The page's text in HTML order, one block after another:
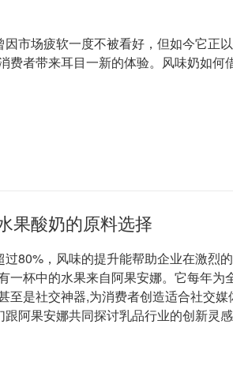
因市场疲软一度不被看好，但如今它
费者带来耳目一新的体验。风味奶如
果酸奶的原料选择
80%，风味的提升能帮助企业在激烈
一杯中的水果来自阿果安娜。它每年
至是社交神器,为消费者创造适合社交
阿果安娜共同探讨乳品行业的创新灵